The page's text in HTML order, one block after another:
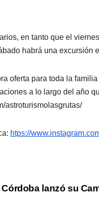
en tanto que el
habrá una excursión
oferta para toda la
a lo largo del año
astroturismolasgrutas/
htps://
Córdoba lanzó su